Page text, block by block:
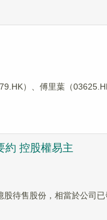
）、傅里葉（
約 控股權易主
待售股份，相當於公司